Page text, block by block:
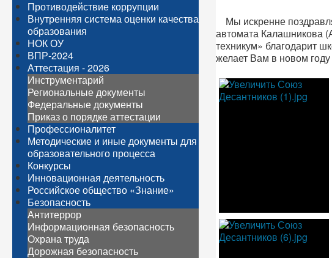
Противодействие коррупции
Внутренняя система оценки качества
образования
НОК ОУ
ВПР-2024
Аттестация - 2026
Инструментарий
Региональные документы
Федеральные документы
Приказ о порядке аттестации
Профессионалитет
Методические и иные документы для
образовательного процесса
Конкурсы
Инновационная деятельность
Российское общество «Знание»
Безопасность
Антитеррор
Информационная безопасность
Охрана труда
Дорожная безопасность
Мы искренне
автомата Калашникова
техникум» благодарит
желает Вам в новом